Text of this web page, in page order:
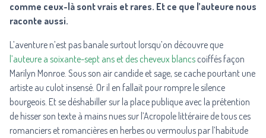
comme ceux-là sont vrais et rares. Et ce que l’auteure nous
raconte aussi.
L’aventure n’est pas banale surtout lorsqu’on découvre que
l’auteure a soixante-sept ans et des cheveux blancs coiffés façon
Marilyn Monroe. Sous son air candide et sage, se cache pourtant une
artiste au culot insensé. Or il en fallait pour rompre le silence
bourgeois. Et se déshabiller sur la place publique avec la prétention
de hisser son texte à mains nues sur l’Acropole littéraire de tous ces
romanciers et romancières en herbes ou vermoulus par l’habitude